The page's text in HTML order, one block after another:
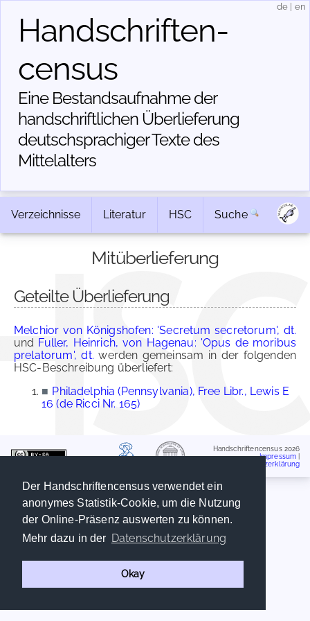
Der Handschriftencensus verwendet ein
anonymes Statistik-Cookie, um die Nutzung
der Online-Präsenz auswerten zu können.
Mehr dazu in der Datenschutzerklärung
Okay
Handschriften­
census
Eine Bestandsaufnahme der
handschriftlichen Über­lieferung
deutschsprachiger Texte des
Mittelalters
de en
Verzeichnisse Literatur HSC Suche
Mitüberlieferung
Geteilte Überlieferung
Melchior von Königshofen: 'Secretum secretorum', dt.
und Fuller, Heinrich, von Hagenau: 'Opus de moribus
prelatorum', dt. werden gemeinsam in der folgenden
HSC-Beschreibung überliefert:
■ Philadelphia (Pennsylvania), Free Libr., Lewis E
16 (de Ricci Nr. 165)
Handschriftencensus 2026
Impressum
Datenschutzerklärung